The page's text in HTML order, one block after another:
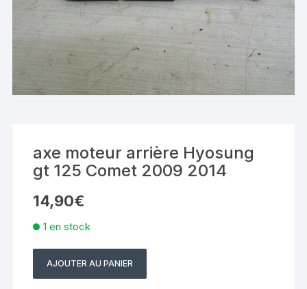
axe moteur arrière Hyosung
gt 125 Comet 2009 2014
14,90€
1 en stock
quantité
AJOUTER AU PANIER